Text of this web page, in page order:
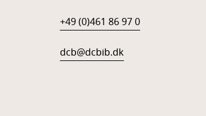
+49 (0)461 86 97 0
dcb@dcbib.dk